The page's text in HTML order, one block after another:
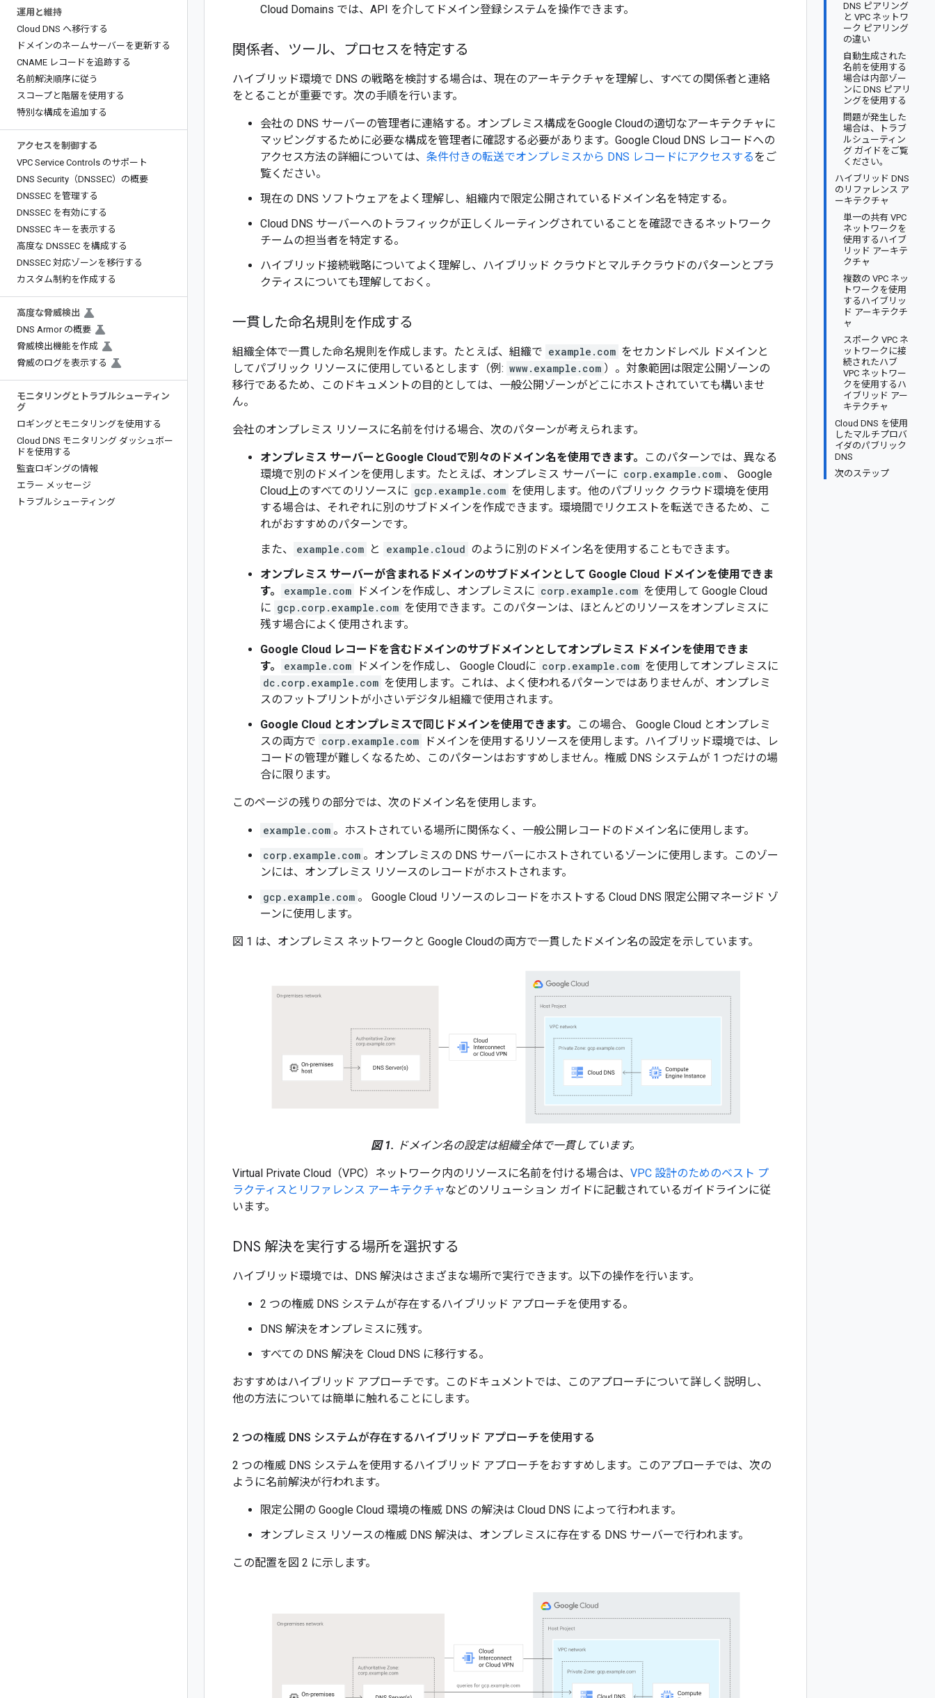
運用と維持
Cloud DNS へ移行する
ドメインのネームサーバーを更新する
CNAME レコードを追跡する
名前解決順序に従う
スコープと階層を使用する
特別な構成を追加する
アクセスを制御する
VPC Service Controls のサポート
DNS Security（DNSSEC）の概要
DNSSEC を管理する
DNSSEC を有効にする
DNSSEC キーを表示する
高度な DNSSEC を構成する
DNSSEC 対応ゾーンを移行する
カスタム制約を作成する
高度な脅威検出
DNS Armor の概要
脅威検出機能を作成
脅威のログを表示する
モニタリングとトラブルシューティン
グ
ロギングとモニタリングを使用する
Cloud DNS モニタリング ダッシュボー
ドを使用する
監査ロギングの情報
エラー メッセージ
トラブルシューティング
DNS ピアリング
と VPC ネットワ
ーク ピアリング
の違い
自動生成された
名前を使用する
場合は内部ゾー
ンに DNS ピアリ
ングを使用する
問題が発生した
場合は、トラブ
ルシューティン
グ ガイドをご覧
ください。
ハイブリッド DNS
のリファレンス ア
ーキテクチャ
単一の共有 VPC
ネットワークを
使用するハイブ
リッド アーキテ
クチャ
複数の VPC ネッ
トワークを使用
するハイブリッ
ド アーキテクチ
ャ
スポーク VPC ネ
ットワークに接
続されたハブ
VPC ネットワー
クを使用するハ
イブリッド アー
キテクチャ
Cloud DNS を使用
したマルチプロバ
イダのパブリック
DNS
次のステップ
Cloud Domains では、API を介してドメイン登録システムを操作できます。
関係者、ツール、プロセスを特定する
ハイブリッド環境で DNS の戦略を検討する場合は、現在のアーキテクチャを理解し、すべての関係者と連絡
をとることが重要です。次の手順を行います。
会社の DNS サーバーの管理者に連絡する。オンプレミス構成をGoogle Cloudの適切なアーキテクチャに
マッピングするために必要な構成を管理者に確認する必要があります。Google Cloud DNS レコードへの
アクセス方法の詳細については、 条件付きの転送でオンプレミスから DNS レコードにアクセスするをご
覧ください。
現在の DNS ソフトウェアをよく理解し、組織内で限定公開されているドメイン名を特定する。
Cloud DNS サーバーへのトラフィックが正しくルーティングされていることを確認できるネットワーク
チームの担当者を特定する。
ハイブリッド接続戦略についてよく理解し、ハイブリッド クラウドとマルチクラウドのパターンとプラ
クティスについても理解しておく。
一貫した命名規則を作成する
組織全体で一貫した命名規則を作成します。たとえば、組織で example.com をセカンドレベル ドメインと
してパブリック リソースに使用しているとします（例: www.example.com ）。対象範囲は限定公開ゾーンの
移行であるため、このドキュメントの目的としては、一般公開ゾーンがどこにホストされていても構いませ
ん。
会社のオンプレミス リソースに名前を付ける場合、次のパターンが考えられます。
オンプレミス サーバーとGoogle Cloudで別々のドメイン名を使用できます。
このパターンでは、異なる
環境で別のドメインを使用します。たとえば、オンプレミス サーバーに corp.example.com 、 Google
Cloud上のすべてのリソースに gcp.example.com を使用します。他のパブリック クラウド環境を使用
する場合は、それぞれに別のサブドメインを作成できます。環境間でリクエストを転送できるため、こ
れがおすすめのパターンです。
また、
example.com と example.cloud のように別のドメイン名を使用することもできます。
オンプレミス サーバーが含まれるドメインのサブドメインとして Google Cloud ドメインを使用できま
す。
example.com ドメインを作成し、オンプレミスに corp.example.com を使用して Google Cloud
に gcp.corp.example.com を使用できます。このパターンは、ほとんどのリソースをオンプレミスに
残す場合によく使用されます。
Google Cloud レコードを含むドメインのサブドメインとしてオンプレミス ドメインを使用できま
す。
example.com ドメインを作成し、 Google Cloudに corp.example.com を使用してオンプレミスに
dc.corp.example.com を使用します。これは、よく使われるパターンではありませんが、オンプレミ
スのフットプリントが小さいデジタル組織で使用されます。
Google Cloud とオンプレミスで同じドメインを使用できます。
この場合、 Google Cloud とオンプレミ
スの両方で corp.example.com
ドメインを使用するリソースを使用します。ハイブリッド環境では、レ
コードの管理が難しくなるため、このパターンはおすすめしません。権威 DNS システムが 1 つだけの場
合に限ります。
このページの残りの部分では、次のドメイン名を使用します。
example.com 。ホストされている場所に関係なく、一般公開レコードのドメイン名に使用します。
corp.example.com 。オンプレミスの DNS サーバーにホストされているゾーンに使用します。このゾー
ンには、オンプレミス リソースのレコードがホストされます。
gcp.example.com 。 Google Cloud リソースのレコードをホストする Cloud DNS 限定公開マネージド ゾ
ーンに使用します。
図 1 は、オンプレミス ネットワークと Google Cloudの両方で一貫したドメイン名の設定を示しています。
図 1. ドメイン名の設定は組織全体で一貫しています。
Virtual Private Cloud（VPC）ネットワーク内のリソースに名前を付ける場合は、 VPC 設計のためのベスト プ
ラクティスとリファレンス アーキテクチャなどのソリューション ガイドに記載されているガイドラインに従
います。
DNS 解決を実行する場所を選択する
ハイブリッド環境では、DNS 解決はさまざまな場所で実行できます。以下の操作を行います。
2 つの権威 DNS システムが存在するハイブリッド アプローチを使用する。
DNS 解決をオンプレミスに残す。
すべての DNS 解決を Cloud DNS に移行する。
おすすめはハイブリッド アプローチです。このドキュメントでは、このアプローチについて詳しく説明し、
他の方法については簡単に触れることにします。
2 つの権威 DNS システムが存在するハイブリッド アプローチを使用する
2 つの権威 DNS システムを使用するハイブリッド アプローチをおすすめします。このアプローチでは、次の
ように名前解決が行われます。
限定公開の Google Cloud 環境の権威 DNS の解決は Cloud DNS によって行われます。
オンプレミス リソースの権威 DNS 解決は、オンプレミスに存在する DNS サーバーで行われます。
この配置を図 2 に示します。